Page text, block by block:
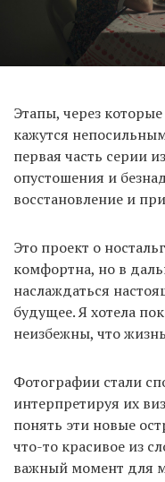
Этапы, через
кажутся
первая часть серии
опустошения и
восстановление и
Это проект о
комфортна, но в
наслаждаться
будущее. Я хотела
неизбежны, что
Фотографии стали
интерпретируя их
понять эти новые
что-то красивое из
важный момент для